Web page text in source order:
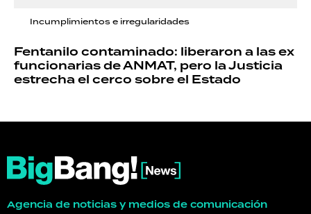
Incumplimientos e irregularidades
Fentanilo contaminado: liberaron a las ex
funcionarias de ANMAT, pero la Justicia
estrecha el cerco sobre el Estado
Agencia de noticias y medios de comunicación